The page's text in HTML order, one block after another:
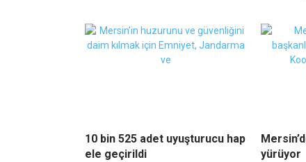
10 bin 525 adet uyuşturucu hap
ele geçirildi
yürüyor